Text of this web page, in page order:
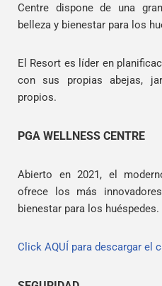
Centre dispone de una
belleza y bienestar para los
El Resort es líder en
con sus propias abejas,
propios.
PGA WELLNESS CENTRE
Abierto en 2021, el
ofrece los más
bienestar para los huéspedes.
Click AQUÍ para descargar el